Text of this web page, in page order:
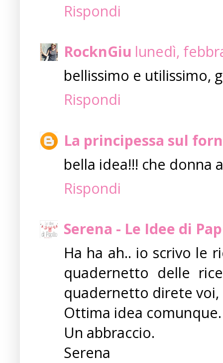
Rispondi
RocknGiu lunedì,
bellissimo e utilissimo,
Rispondi
La principessa sul
bella idea!!! che donna
Rispondi
Serena - Le Idee di
Ha ha ah.. io scrivo le
quadernetto delle
quadernetto direte voi,
Ottima idea comunque.
Un abbraccio.
Serena